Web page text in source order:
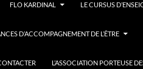
FLO KARDINAL LE CURSUS
D’ACCOMPAGNEMENT DE L’ÊTRE
L’ASSOCIATION PORTEUSE